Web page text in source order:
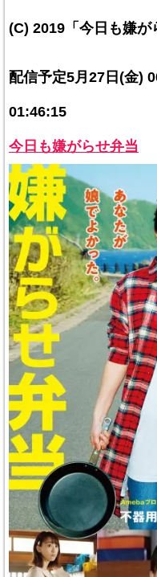
(C) 2019「今日も嫌
配信予定5月27日(金)
01:46:15
今日も嫌がらせ弁当